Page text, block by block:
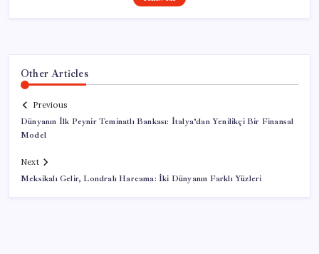
Other Articles
Previous
Dünyanın İlk Peynir Teminatlı Bankası: İtalya’dan Yenilikçi Bir Finansal
Model
Next
Meksikalı Gelir, Londralı Harcama: İki Dünyanın Farklı Yüzleri